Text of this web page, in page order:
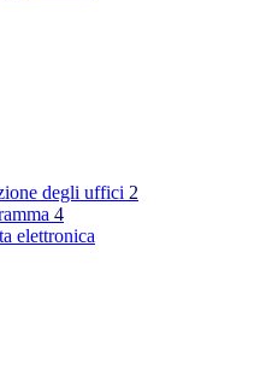
degli uffici 2
4
elettronica